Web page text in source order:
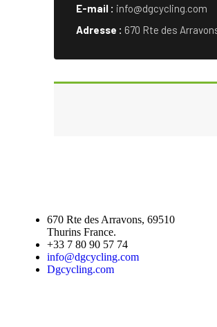
E-mail : info@dgcycling.com
Adresse : 670 Rte des
670 Rte des Arravons, 69510
Thurins France.
+33 7 80 90 57 74
info@dgcycling.com
Dgcycling.com